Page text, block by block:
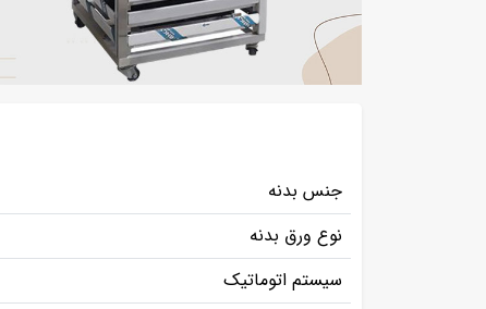
جنس بدنه
نوع ورق بدنه
سیستم اتوماتیک